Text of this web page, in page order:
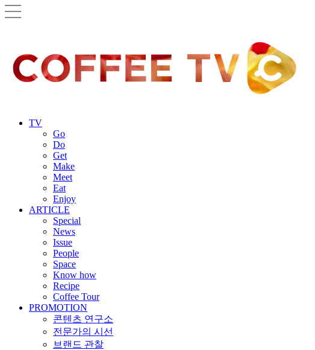
TV
Go
Do
Get
Make
Meet
Eat
Enjoy
ARTICLE
Special
News
Issue
People
Space
Know how
Recipe
Coffee Tour
PROMOTION
콘텐츠 연구소
전문가의 시선
브랜드 관찰